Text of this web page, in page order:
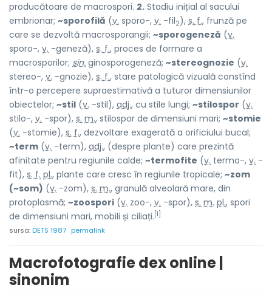
producătoare de macrospori. 2. Stadiu inițial al sacului
embrionar; ~sporofilă (v. sporo-, v. -fil2), s. f., frunză pe
care se dezvoltă macrosporangii; ~sporogeneză (v.
sporo-, v. -geneză), s. f., proces de formare a
macrosporilor; sin. ginosporogeneză; ~stereognozie (v.
stereo-, v. -gnozie), s. f., stare patologică vizuală constînd
într-o percepere supraestimativă a tuturor dimensiunilor
obiectelor; ~stil (v. -stil), adj., cu stile lungi; ~stilospor (v.
stilo-, v. -spor), s. m., stilospor de dimensiuni mari; ~stomie
(v. -stomie), s. f., dezvoltare exagerată a orificiului bucal;
~term (v. -term), adj., (despre plante) care prezintă
afinitate pentru regiunile calde; ~termofite (v. termo-, v. -
fit), s. f. pl., plante care cresc în regiunile tropicale; ~zom
(~som) (v. -zom), s. m., granulă alveolară mare, din
protoplasmă; ~zoospori (v. zoo-, v. -spor), s. m. pl., spori
de dimensiuni mari, mobili și ciliați. [1]
sursa:DETS 1987 permalink
Macrofotografie dex online |
sinonim